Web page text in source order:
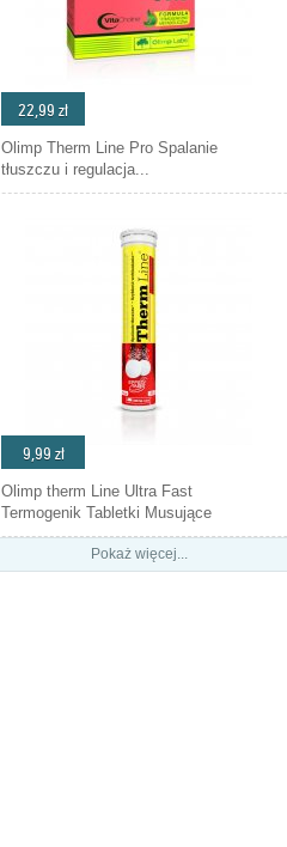
22,99 zł
Olimp Therm Line Pro Spalanie
tłuszczu i regulacja...
9,99 zł
Olimp therm Line Ultra Fast
Termogenik Tabletki Musujące
Pokaż więcej...